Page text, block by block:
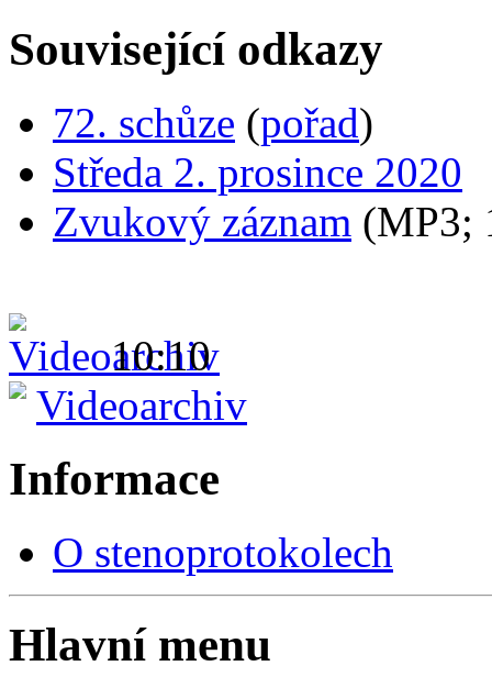
Související odkazy
72. schůze (pořad)
Středa 2. prosince 2020
Zvukový záznam (MP3;
10:10
Videoarchiv
Informace
O stenoprotokolech
Hlavní menu